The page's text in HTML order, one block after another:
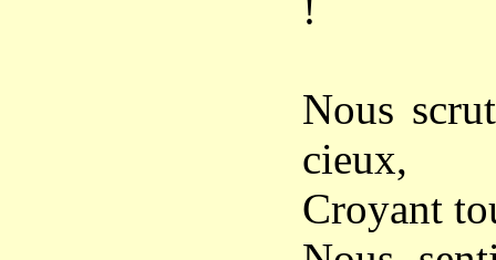
Nous
cieux,
Croyant